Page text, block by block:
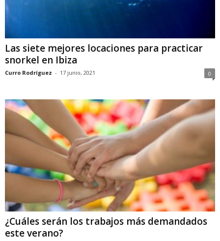
Las siete mejores locaciones para practicar
snorkel en Ibiza
Curro Rodríguez - 17 junio, 2021 0
¿Cuáles serán los trabajos más demandados
este verano?